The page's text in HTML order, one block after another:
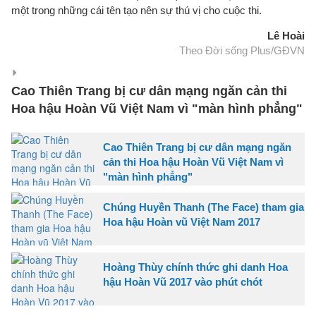
một trong những cái tên tạo nên sự thú vị cho cuộc thi.
Lê Hoài
Theo Đời sống Plus/GĐVN
Cao Thiên Trang bị cư dân mạng ngăn cản thi
Hoa hậu Hoàn Vũ Việt Nam vì "màn hình phẳng"
Cao Thiên Trang bị cư dân mạng ngăn
cản thi Hoa hậu Hoàn Vũ Việt Nam vì
"màn hình phẳng"
Chúng Huyền Thanh (The Face) tham gia
Hoa hậu Hoàn vũ Việt Nam 2017
Hoàng Thùy chính thức ghi danh Hoa
hậu Hoàn Vũ 2017 vào phút chót